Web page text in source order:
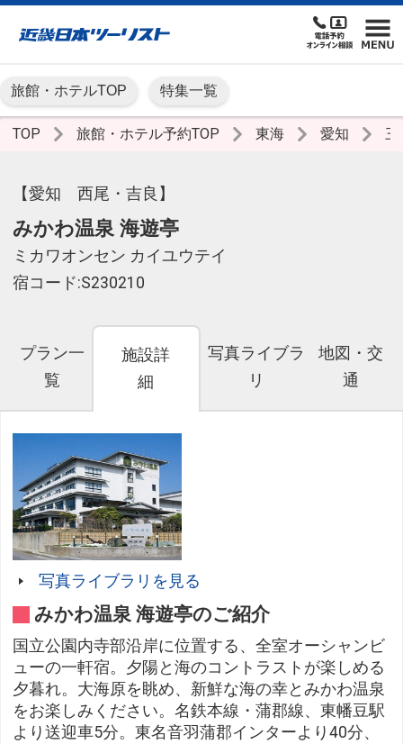
旅館・ホテルTOP 特集一覧
TOP 旅館・ホテル予約TOP 東海 愛知 三
【愛知 西尾・吉良】
みかわ温泉 海遊亭
ミカワオンセン カイユウテイ
宿コード:S230210
プラン一
覧
施設詳
細
写真ライブラ
リ
地図・交
通
写真ライブラリを見る
みかわ温泉 海遊亭のご紹介
国立公園内寺部沿岸に位置する、全室オーシャンビ
ューの一軒宿。夕陽と海のコントラストが楽しめる
夕暮れ。大海原を眺め、新鮮な海の幸とみかわ温泉
をお楽しみください。名鉄本線・蒲郡線、東幡豆駅
より送迎車5分。東名音羽蒲郡インターより40分、